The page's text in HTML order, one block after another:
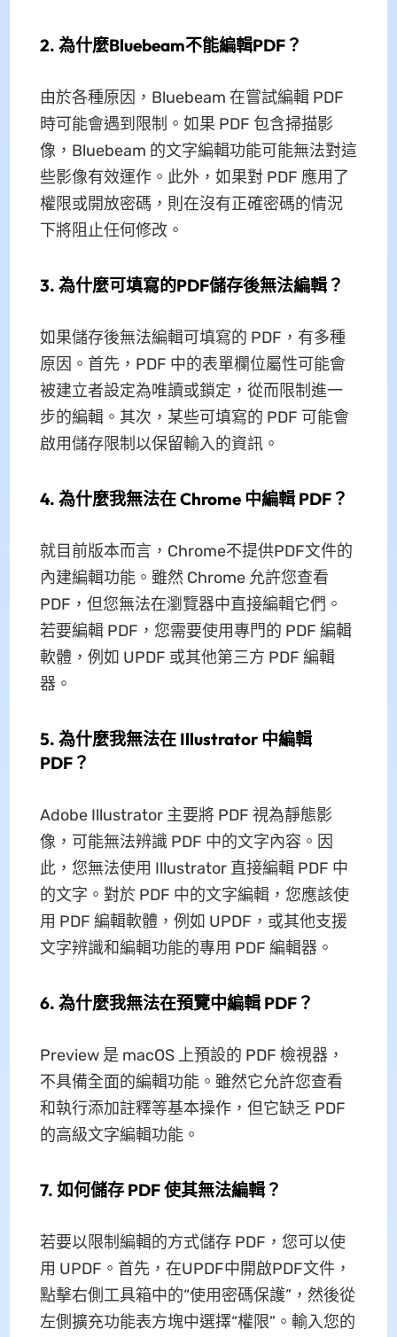
2. 為什麼Bluebeam不能編輯PDF？
由於各種原因，Bluebeam 在嘗試編輯 PDF
時可能會遇到限制。如果 PDF 包含掃描影
像，Bluebeam 的文字編輯功能可能無法對這
些影像有效運作。此外，如果對 PDF 應用了
權限或開放密碼，則在沒有正確密碼的情況
下將阻止任何修改。
3. 為什麼可填寫的PDF儲存後無法編輯？
如果儲存後無法編輯可填寫的 PDF，有多種
原因。首先，PDF 中的表單欄位屬性可能會
被建立者設定為唯讀或鎖定，從而限制進一
步的編輯。其次，某些可填寫的 PDF 可能會
啟用儲存限制以保留輸入的資訊。
4. 為什麼我無法在 Chrome 中編輯 PDF？
就目前版本而言，Chrome不提供PDF文件的
內建編輯功能。雖然 Chrome 允許您查看
PDF，但您無法在瀏覽器中直接編輯它們。
若要編輯 PDF，您需要使用專門的 PDF 編輯
軟體，例如 UPDF 或其他第三方 PDF 編輯
器。
5. 為什麼我無法在 Illustrator 中編輯
PDF？
Adobe Illustrator 主要將 PDF 視為靜態影
像，可能無法辨識 PDF 中的文字內容。因
此，您無法使用 Illustrator 直接編輯 PDF 中
的文字。對於 PDF 中的文字編輯，您應該使
用 PDF 編輯軟體，例如 UPDF，或其他支援
文字辨識和編輯功能的專用 PDF 編輯器。
6. 為什麼我無法在預覽中編輯 PDF？
Preview 是 macOS 上預設的 PDF 檢視器，
不具備全面的編輯功能。雖然它允許您查看
和執行添加註釋等基本操作，但它缺乏 PDF
的高級文字編輯功能。
7. 如何儲存 PDF 使其無法編輯？
若要以限制編輯的方式儲存 PDF，您可以使
用 UPDF。首先，在UPDF中開啟PDF文件，
點擊右側工具箱中的“使用密碼保護”，然後從
左側擴充功能表方塊中選擇“權限”。輸入您的